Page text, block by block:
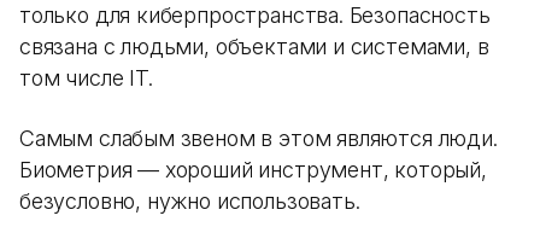
только для киберпространства. Безопасность
связана с людьми, объектами и системами, в
том числе IT.
Самым слабым звеном в этом являются люди.
Биометрия — хороший инструмент, который,
безусловно, нужно использовать.